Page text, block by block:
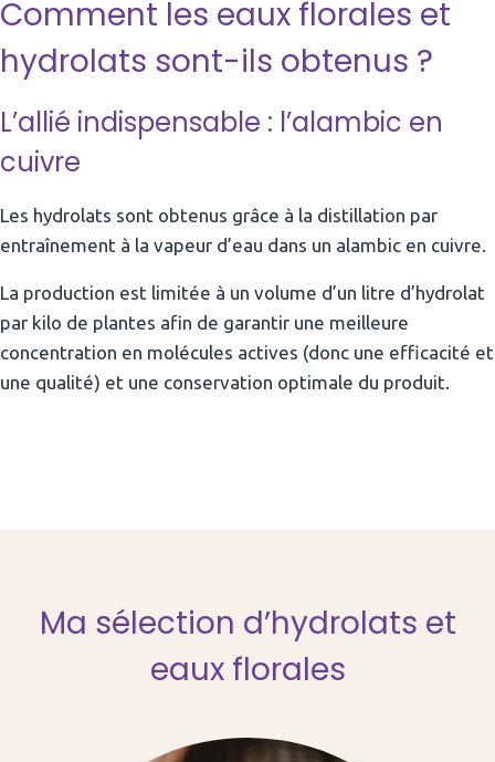
Comment les eaux florales et
hydrolats sont-ils obtenus ?
L’allié indispensable : l’alambic en
cuivre
Les hydrolats sont obtenus grâce à la distillation par
entraînement à la vapeur d’eau dans un alambic en cuivre.
La production est limitée à un volume d’un litre d’hydrolat
par kilo de plantes afin de garantir une meilleure
concentration en molécules actives (donc une efficacité et
une qualité) et une conservation optimale du produit.
Ma sélection d’hydrolats et
eaux florales